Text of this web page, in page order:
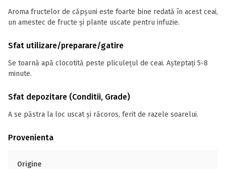
Aroma fructelor de căpșuni este foarte bine redată în acest ceai,
un amestec de fructe și plante uscate pentru infuzie.
Sfat utilizare/preparare/gatire
Se toarnă apă clocotită peste pliculețul de ceai. Așteptați 5-8
minute.
Sfat depozitare (Conditii, Grade)
A se păstra la loc uscat și răcoros, ferit de razele soarelui.
Provenienta
Origine